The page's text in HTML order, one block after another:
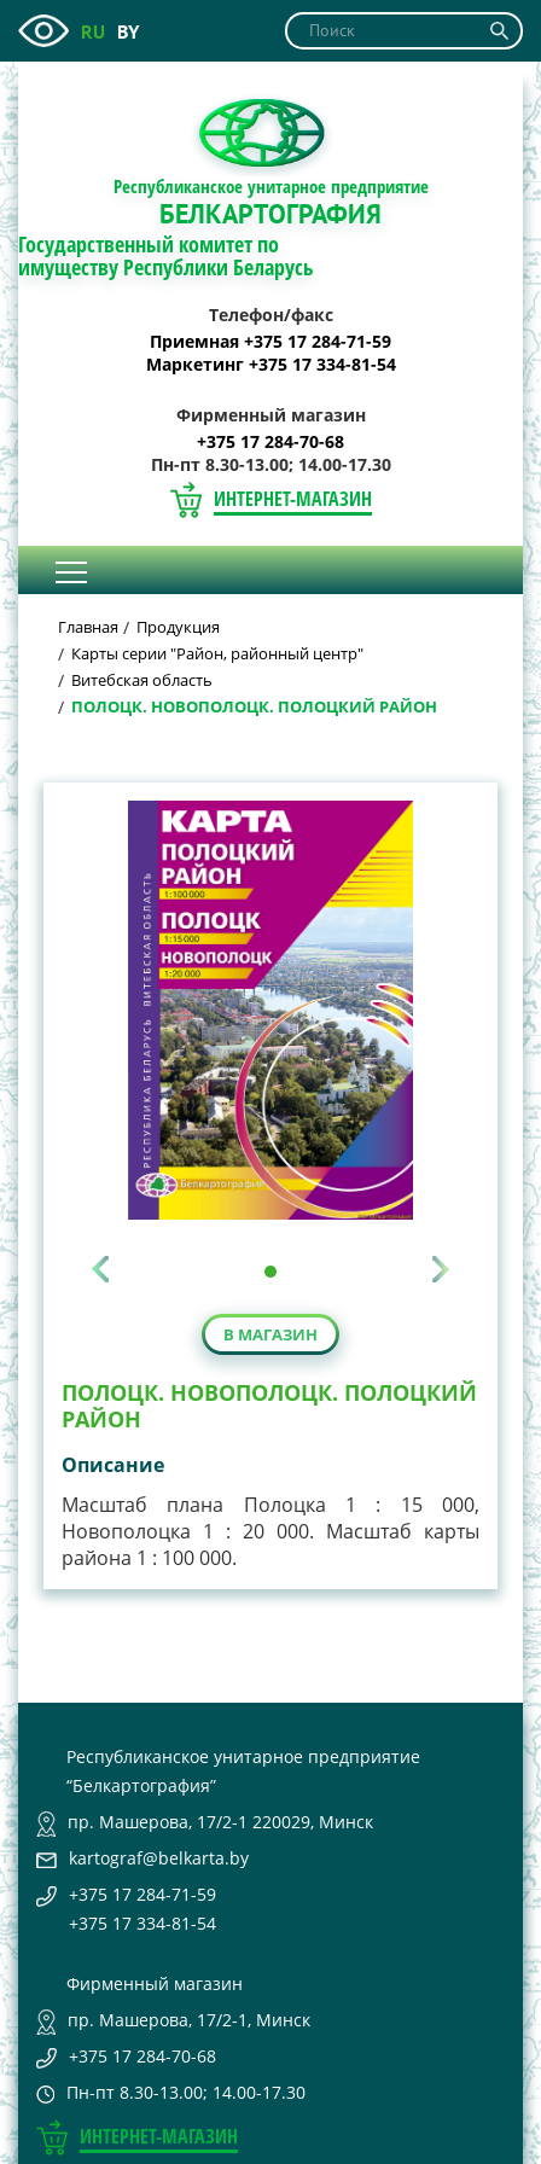
RU BY
Республиканское унитарное предприятие
БЕЛКАРТОГРАФИЯ
Государственный комитет по
имуществу Республики Беларусь
Телефон/факс
Приемная +375 17 284-71-59
Маркетинг +375 17 334-81-54
Фирменный магазин
+375 17 284-70-68
Пн-пт 8.30-13.00; 14.00-17.30
ИНТЕРНЕТ-МАГАЗИН
Главная
Продукция
Карты серии "Район, районный центр"
Витебская область
ПОЛОЦК. НОВОПОЛОЦК. ПОЛОЦКИЙ РАЙОН
В МАГАЗИН
ПОЛОЦК. НОВОПОЛОЦК. ПОЛОЦКИЙ
РАЙОН
Описание
Масштаб плана Полоцка 1 : 15 000,
Новополоцка 1 : 20 000. Масштаб карты
района 1 : 100 000.
Республиканское унитарное предприятие
“Белкартография”
пр. Машерова, 17/2-1 220029, Минск
kartograf@belkarta.by
+375 17 284-71-59
+375 17 334-81-54
Фирменный магазин
пр. Машерова, 17/2-1, Минск
+375 17 284-70-68
Пн-пт 8.30-13.00; 14.00-17.30
ИНТЕРНЕТ-МАГАЗИН